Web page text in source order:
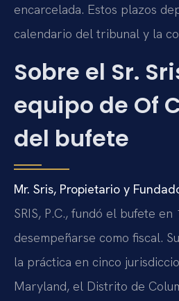
encarcelada. Estos plazos
calendario del tribunal y la
Sobre el Sr.
equipo de Of
del bufete
Mr. Sris, Propietario y
SRIS, P.C., fundó el bufete en
desempeñarse como fiscal.
la práctica en cinco
Maryland, el Distrito de